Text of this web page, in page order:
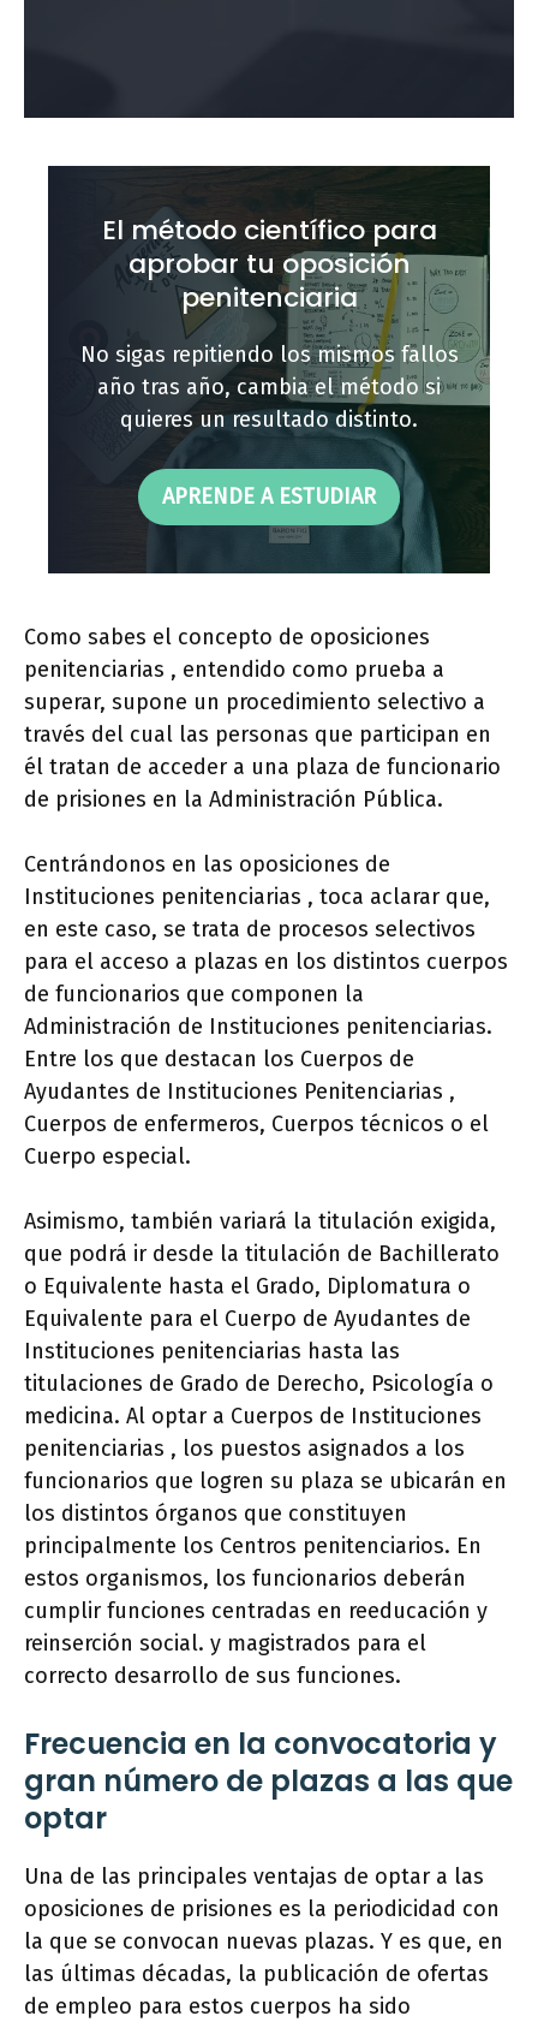
El método científico para
aprobar tu oposición
penitenciaria
No sigas repitiendo los mismos fallos
año tras año, cambia el método si
quieres un resultado distinto.
APRENDE A ESTUDIAR
Como sabes el concepto de oposiciones
penitenciarias , entendido como prueba a
superar, supone un procedimiento selectivo a
través del cual las personas que participan en
él tratan de acceder a una plaza de funcionario
de prisiones en la Administración Pública.
Centrándonos en las oposiciones de
Instituciones penitenciarias , toca aclarar que,
en este caso, se trata de procesos selectivos
para el acceso a plazas en los distintos cuerpos
de funcionarios que componen la
Administración de Instituciones penitenciarias.
Entre los que destacan los Cuerpos de
Ayudantes de Instituciones Penitenciarias ,
Cuerpos de enfermeros, Cuerpos técnicos o el
Cuerpo especial.
Asimismo, también variará la titulación exigida,
que podrá ir desde la titulación de Bachillerato
o Equivalente hasta el Grado, Diplomatura o
Equivalente para el Cuerpo de Ayudantes de
Instituciones penitenciarias hasta las
titulaciones de Grado de Derecho, Psicología o
medicina. Al optar a Cuerpos de Instituciones
penitenciarias , los puestos asignados a los
funcionarios que logren su plaza se ubicarán en
los distintos órganos que constituyen
principalmente los Centros penitenciarios. En
estos organismos, los funcionarios deberán
cumplir funciones centradas en reeducación y
reinserción social. y magistrados para el
correcto desarrollo de sus funciones.
Frecuencia en la convocatoria y
gran número de plazas a las que
optar
Una de las principales ventajas de optar a las
oposiciones de prisiones es la periodicidad con
la que se convocan nuevas plazas. Y es que, en
las últimas décadas, la publicación de ofertas
de empleo para estos cuerpos ha sido